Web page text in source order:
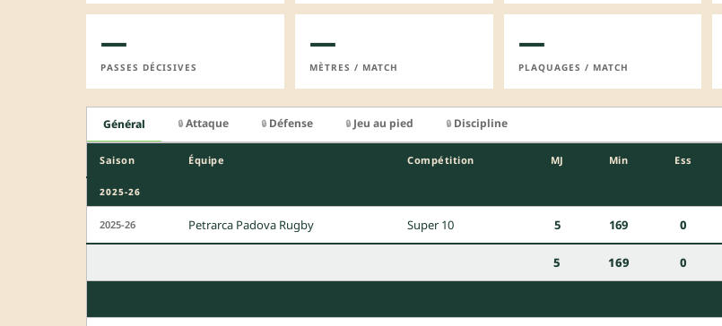
—
PASSES DÉCISIVES
—
MÈTRES / MATCH
—
PLAQUAGES / MATCH
Général 🔒 Attaque 🔒 Défense 🔒 Jeu au pied 🔒 Discipline
Saison Équipe Compétition MJ Min Ess
2025-26
2025-26 Petrarca Padova Rugby Super 10 5 169 0
5 169 0